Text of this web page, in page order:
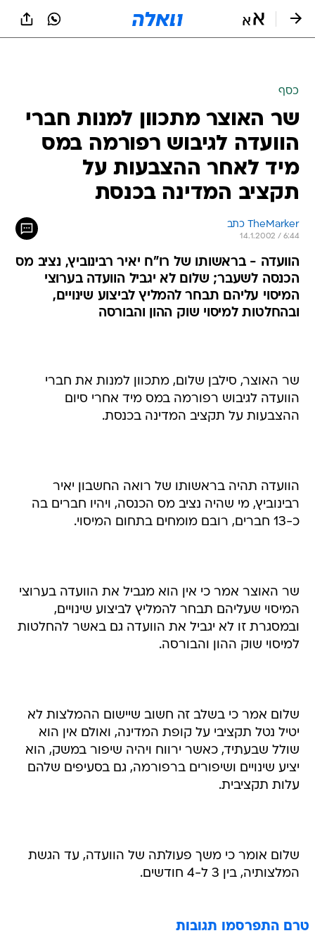
כסף
שר האוצר מתכוון למנות חברי
הוועדה לגיבוש רפורמה במס
מיד לאחר ההצבעות על
תקציב המדינה בכנסת
TheMarker כתב
14.1.2002 / 6:44
הוועדה - בראשותו של רו"ח יאיר רבינוביץ, נציב מס
הכנסה לשעבר; שלום לא יגביל הוועדה בערוצי
המיסוי עליהם תבחר להמליץ לביצוע שינויים,
ובהחלטות למיסוי שוק ההון והבורסה
שר האוצר, סילבן שלום, מתכוון למנות את חברי
הוועדה לגיבוש רפורמה במס מיד אחרי סיום
ההצבעות על תקציב המדינה בכנסת.
הוועדה תהיה בראשותו של רואה החשבון יאיר
רבינוביץ, מי שהיה נציב מס הכנסה, ויהיו חברים בה
כ-13 חברים, רובם מומחים בתחום המיסוי.
שר האוצר אמר כי אין הוא מגביל את הוועדה בערוצי
המיסוי שעליהם תבחר להמליץ לביצוע שינויים,
ובמסגרת זו לא יגביל את הוועדה גם באשר להחלטות
למיסוי שוק ההון והבורסה.
שלום אמר כי בשלב זה חשוב שיישום ההמלצות לא
יטיל נטל תקציבי על קופת המדינה, ואולם אין הוא
שולל שבעתיד, כאשר ירווח ויהיה שיפור במשק, הוא
יציע שינויים ושיפורים ברפורמה, גם בסעיפים שלהם
עלות תקציבית.
שלום אומר כי משך פעולתה של הוועדה, עד הגשת
המלצותיה, בין 3 ל-4 חודשים.
טרם התפרסמו תגובות